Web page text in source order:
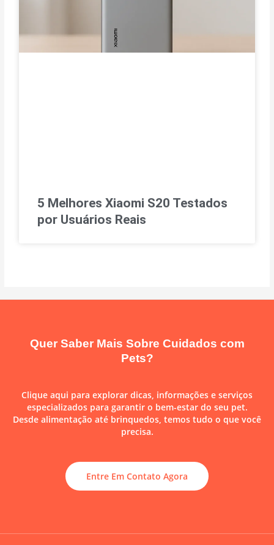
5 Melhores Xiaomi S20 Testados
por Usuários Reais
Quer Saber Mais Sobre Cuidados com
Pets?
Clique aqui para explorar dicas, informações e serviços
especializados para garantir o bem-estar do seu pet.
Desde alimentação até brinquedos, temos tudo o que você
precisa.
Entre Em Contato Agora